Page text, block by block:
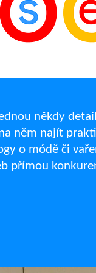
někdy
něm najít
o módě či
přímou